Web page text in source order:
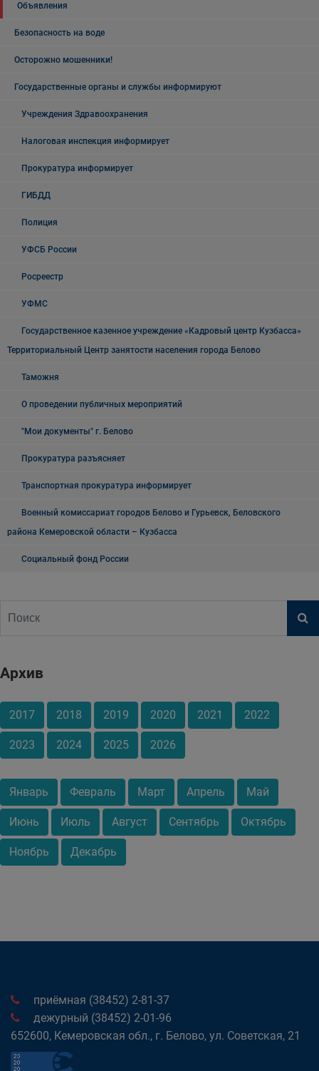
Объявления
Безопасность на воде
Осторожно мошенники!
Государственные органы и службы информируют
Учреждения Здравоохранения
Налоговая инспекция информирует
Прокуратура информирует
ГИБДД
Полиция
УФСБ России
Росреестр
УФМС
Государственное казенное учреждение «Кадровый центр Кузбасса»
Территориальный Центр занятости населения города Белово
Таможня
О проведении публичных мероприятий
"Мои документы" г. Белово
Прокуратура разъясняет
Транспортная прокуратура информирует
Военный комиссариат городов Белово и Гурьевск, Беловского
района Кемеровской области – Кузбасса
Социальный фонд России
Архив
2017 2018 2019 2020 2021 2022
2023 2024 2025 2026
Январь Февраль Март Апрель Май
Июнь Июль Август Сентябрь Октябрь
Ноябрь Декабрь
приёмная (38452) 2-81-37
дежурный (38452) 2-01-96
652600, Кемеровская обл., г. Белово, ул. Советская, 21